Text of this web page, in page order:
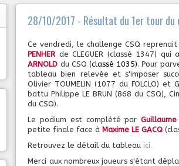
28/10/2017 - Résultat du 1er tour du
Ce vendredi, le challenge CSQ
PENHER de CLEGUER (classé 1347)
ARNOLD du CSQ (classé 1035). Pour
tableau bien relevée et s'imposer
Olivier TOUMELIN (1077 du FOLCLO) et
battu Philippe LE BRUN (868 du CSQ),
du CSQ).
Le podium est complété parGuillaume
petite finale face à Maxime LE GACQ
Retrouvez le détail du tableauici.
Merci aux nombreux joueurs s'étant